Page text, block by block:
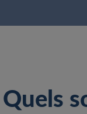
Quels